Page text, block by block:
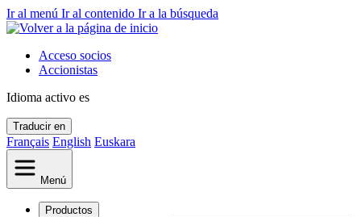
Ir al menú Ir al contenido Ir a la búsqueda
Acceso socios
Accionistas
Idioma activo es
Traducir en
Français English Euskara
Menú
Productos